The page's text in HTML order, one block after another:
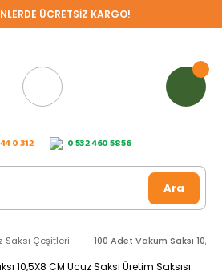
ÜCRETSİZ KARGO!
0 312 0 532 460 58 56
Ara
Saksı Çeşitleri 100 Adet Vakum Saksı